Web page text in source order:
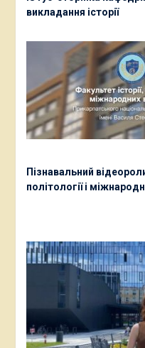
викладання історії
Пізнавальний
політології і